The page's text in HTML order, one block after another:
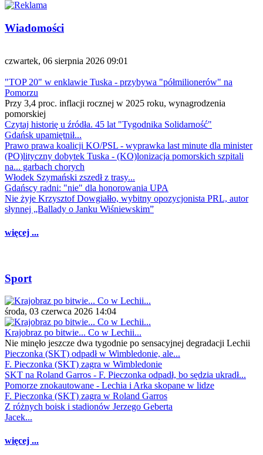
Wiadomości
czwartek, 06 sierpnia 2026 09:01
"TOP 20" w enklawie Tuska - przybywa "półmilionerów" na
Pomorzu
Przy 3,4 proc. inflacji rocznej w 2025 roku, wynagrodzenia
pomorskiej
Czytaj historię u źródła. 45 lat "Tygodnika Solidarność"
Gdańsk upamiętnił...
Prawo prawa koalicji KO/PSL - wyprawka last minute dla minister
(PO)lityczny dobytek Tuska - (KO)lonizacja pomorskich szpitali
na... garbach chorych
Włodek Szymański zszedł z trasy...
Gdańscy radni: "nie" dla honorowania UPA
Nie żyje Krzysztof Dowgiałło, wybitny opozycjonista PRL, autor
słynnej „Ballady o Janku Wiśniewskim”
więcej ...
Sport
środa, 03 czerwca 2026 14:04
Krajobraz po bitwie... Co w Lechii...
Nie minęło jeszcze dwa tygodnie po sensacyjnej degradacji Lechii
Pieczonka (SKT) odpadł w Wimbledonie, ale...
F. Pieczonka (SKT) zagra w Wimbledonie
SKT na Roland Garros - F. Pieczonka odpadł, bo sędzia ukradł...
Pomorze znokautowane - Lechia i Arka skopane w lidze
F. Pieczonka (SKT) zagra w Roland Garros
Z różnych boisk i stadionów Jerzego Geberta
Jacek...
więcej ...